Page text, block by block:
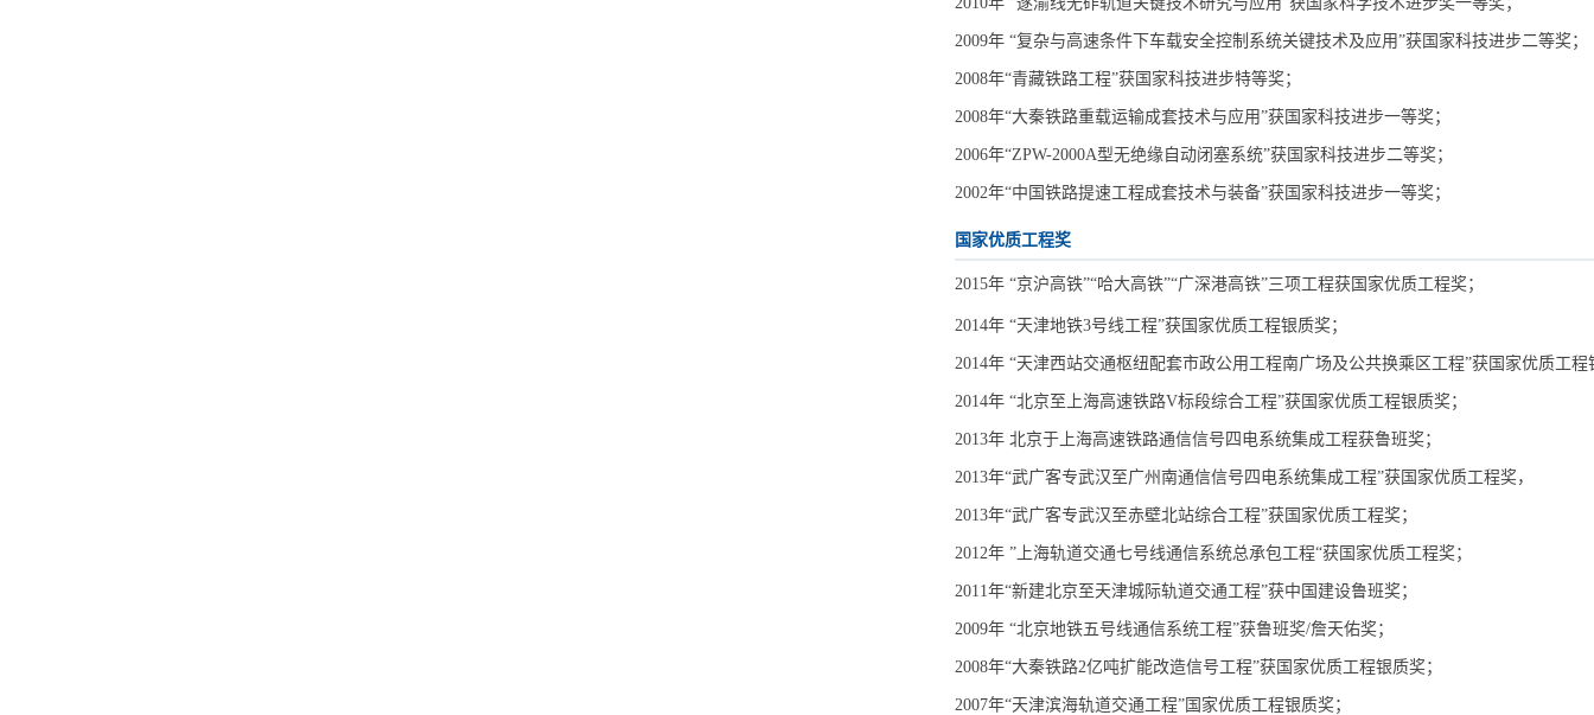
2009年 “复杂与高速条件下车载安全控制系统关键技术及应用”获国家科技进步二等奖；
2008年“青藏铁路工程”获国家科技进步特等奖；
2008年“大秦铁路重载运输成套技术与应用”获国家科技进步一等奖；
2006年“ZPW-2000A型无绝缘自动闭塞系统”获国家科技进步二等奖；
2002年“中国铁路提速工程成套技术与装备”获国家科技进步一等奖；
国家优质工程奖
2015年 “京沪高铁”“哈大高铁”“广深港高铁”三项工程获国家优质工程奖；
2014年 “天津地铁3号线工程”获国家优质工程银质奖；
2014年 “天津西站交通枢纽配套市政公用工程南广场及公共换乘区工程”获国家优质工程
2014年 “北京至上海高速铁路V标段综合工程”获国家优质工程银质奖；
2013年 北京于上海高速铁路通信信号四电系统集成工程获鲁班奖；
2013年“武广客专武汉至广州南通信信号四电系统集成工程”获国家优质工程奖，
2013年“武广客专武汉至赤壁北站综合工程”获国家优质工程奖；
2012年 ”上海轨道交通七号线通信系统总承包工程“获国家优质工程奖；
2011年“新建北京至天津城际轨道交通工程”获中国建设鲁班奖；
2009年 “北京地铁五号线通信系统工程”获鲁班奖/詹天佑奖；
2008年“大秦铁路2亿吨扩能改造信号工程”获国家优质工程银质奖；
2007年“天津滨海轨道交通工程”国家优质工程银质奖；